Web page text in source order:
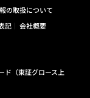
の取扱について
記
会社概要
ド（東証グロース上